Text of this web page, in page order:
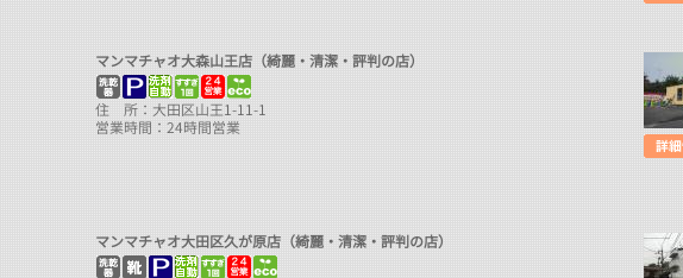
マンマチャオ大森山王店（綺麗・清潔・評判の店）
住 所：大田区山王1-11-1
営業時間：24時間営業
マンマチャオ大田区久が原店（綺麗・清潔・評判の店）